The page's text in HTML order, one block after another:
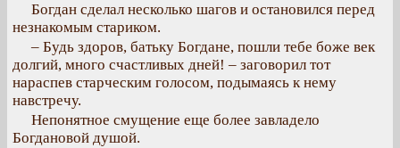
Богдан сделал несколько шагов и остановился перед
незнакомым стариком.
– Будь здоров, батьку Богдане, пошли тебе боже век
долгий, много счастливых дней! – заговорил тот
нараспев старческим голосом, подымаясь к нему
навстречу.
Непонятное смущение еще более завладело
Богдановой душой.